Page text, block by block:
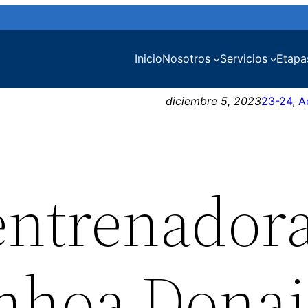
InicioNosotros Servicios
diciembre 5, 202323-24,